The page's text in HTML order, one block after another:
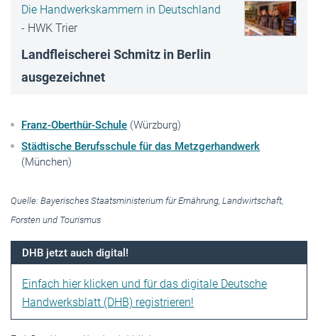
Die Handwerkskammern in Deutschland
- HWK Trier
Landfleischerei Schmitz in Berlin
ausgezeichnet
Franz-Oberthür-Schule (Würzburg)
Städtische Berufsschule für das Metzgerhandwerk
(München)
Quelle: Bayerisches Staatsministerium für Ernährung, Landwirtschaft,
Forsten und Tourismus
DHB jetzt auch digital!
Einfach hier klicken und für das digitale Deutsche
Handwerksblatt (DHB) registrieren!